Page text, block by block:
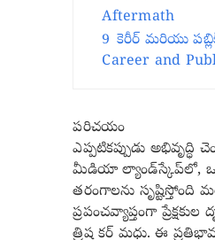
Aftermath
9 కెరీర్ మరియు
Career and
పరిచయం
ఎప్పటికప్పుడు అభివృద్ధి
మీడియా ల్యాండ్‌స్కేప్‌లో, ఒక
తరంగాలను సృష్టిస్తోంది
ప్రపంచవ్యాప్తంగా ప్రేక్షకుల
త్రిష కర్ మధు. ఈ